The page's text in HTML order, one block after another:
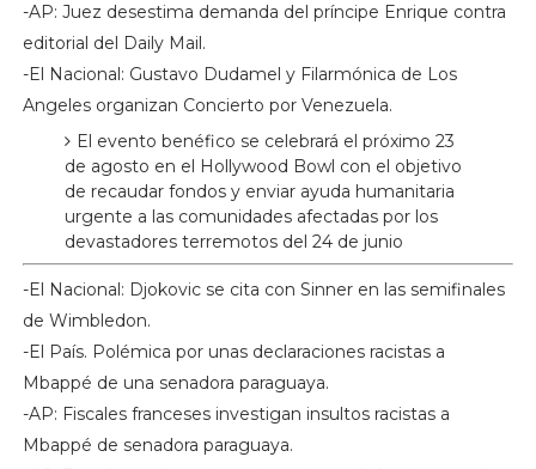
-AP: Juez desestima demanda del príncipe Enrique contra
editorial del Daily Mail.
-El Nacional: Gustavo Dudamel y Filarmónica de Los
Angeles organizan Concierto por Venezuela.
El evento benéfico se celebrará el próximo 23
de agosto en el Hollywood Bowl con el objetivo
de recaudar fondos y enviar ayuda humanitaria
urgente a las comunidades afectadas por los
devastadores terremotos del 24 de junio
-El Nacional: Djokovic se cita con Sinner en las semifinales
de Wimbledon.
-El País. Polémica por unas declaraciones racistas a
Mbappé de una senadora paraguaya.
-AP: Fiscales franceses investigan insultos racistas a
Mbappé de senadora paraguaya.